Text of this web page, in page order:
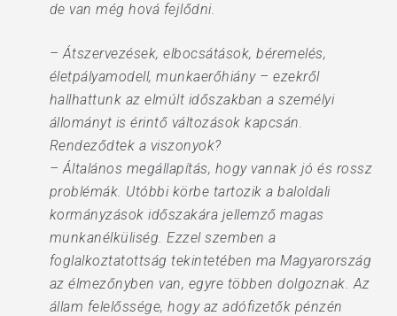
de van még hová fejlődni.
– Átszervezések, elbocsátások, béremelés,
életpályamodell, munkaerőhiány – ezekről
hallhattunk az elmúlt időszakban a személyi
állományt is érintő változások kapcsán.
Rendeződtek a viszonyok?
– Általános megállapítás, hogy vannak jó és rossz
problémák. Utóbbi körbe tartozik a baloldali
kormányzások időszakára jellemző magas
munkanélküliség. Ezzel szemben a
foglalkoztatottság tekintetében ma Magyarország
az élmezőnyben van, egyre többen dolgoznak. Az
állam felelőssége, hogy az adófizetők pénzén